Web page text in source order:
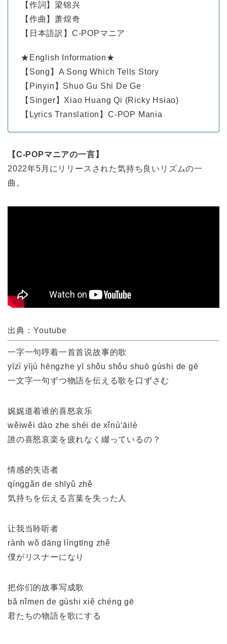
【作詞】梁锦兴
【作曲】萧煌奇
【日本語訳】C-POPマニア
★English Information★
【Song】A Song Which Tells Story
【Pinyin】Shuo Gu Shi De Ge
【Singer】Xiao Huang Qi (Ricky Hsiao)
【Lyrics Translation】C-POP Mania
【C-POPマニアの一言】
2022年5月にリリースされた気持ち良いリズムの一
曲。
出典：Youtube
一字一句哼着一首首说故事的歌
yīzì yījù hēngzhe yī shǒu shǒu shuō gùshi de gē
一文字一句ずつ物語を伝える歌を口ずさむ
娓娓道着谁的喜怒哀乐
wěiwěi dào zhe shéi de xǐnù‘āilè
誰の喜怒哀楽を疲れなく綴っているの？
情感的失语者
qínggǎn de shīyǔ zhě
気持ちを伝える言葉を失った人
让我当聆听者
rành wǒ dāng língtīng zhě
僕がリスナーになり
把你们的故事写成歌
bǎ nǐmen de gùshi xiě chéng gē
君たちの物語を歌にする